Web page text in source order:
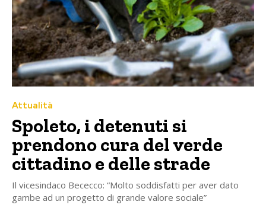
Attualità
Spoleto, i detenuti si
prendono cura del verde
cittadino e delle strade
Il vicesindaco Bececco: “Molto soddisfatti per aver dato
gambe ad un progetto di grande valore sociale”